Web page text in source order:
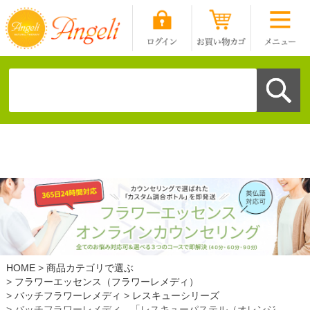
HOME
商品カテゴリで選ぶ
フラワーエッセンス（フラワーレメディ）
バッチフラワーレメディ
レスキューシリーズ